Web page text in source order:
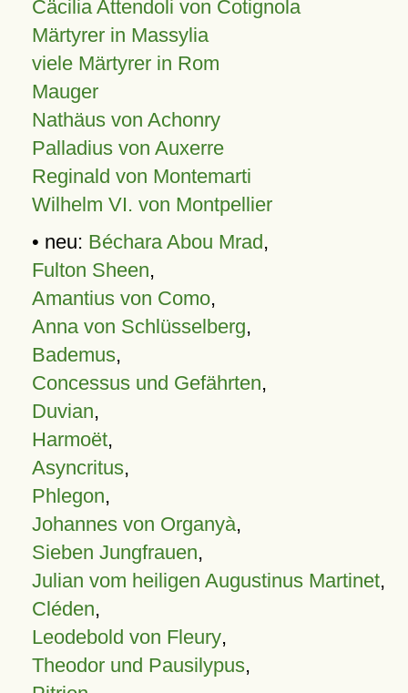
Cäcilia Attendoli von Cotignola
Märtyrer in Massylia
viele Märtyrer in Rom
Mauger
Nathäus von Achonry
Palladius von Auxerre
Reginald von Montemarti
Wilhelm VI. von Montpellier
• neu: Béchara Abou Mrad,
Fulton Sheen,
Amantius von Como,
Anna von Schlüsselberg,
Bademus,
Concessus und Gefährten,
Duvian,
Harmoët,
Asyncritus,
Phlegon,
Johannes von Organyà,
Sieben Jungfrauen,
Julian vom heiligen Augustinus Martinet,
Cléden,
Leodebold von Fleury,
Theodor und Pausilypus,